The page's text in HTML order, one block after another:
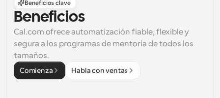
Beneficios clave
Beneficios
Cal.com ofrece automatización fiable, flexible y
segura a los programas de mentoría de todos los
tamaños.
Comienza Habla con ventas